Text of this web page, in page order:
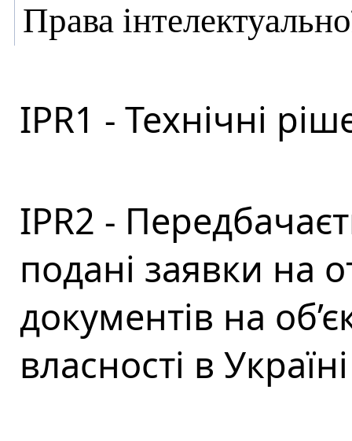
Права
IPR1 - Технічні
IPR2 -
подані заявки на
документів на
власності в Україні